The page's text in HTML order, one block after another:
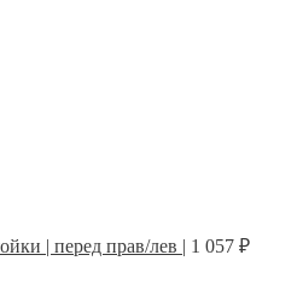
| перед прав/лев | 1 057 ₽